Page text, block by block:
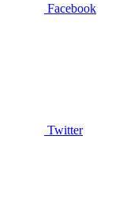
Facebook
Twitter